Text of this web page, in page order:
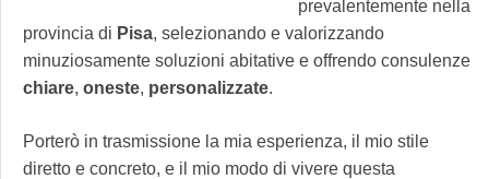
prevalentemente nella
provincia di Pisa, selezionando e valorizzando
minuziosamente soluzioni abitative e offrendo consulenze
chiare, oneste, personalizzate.
Porterò in trasmissione la mia esperienza, il mio stile
diretto e concreto, e il mio modo di vivere questa